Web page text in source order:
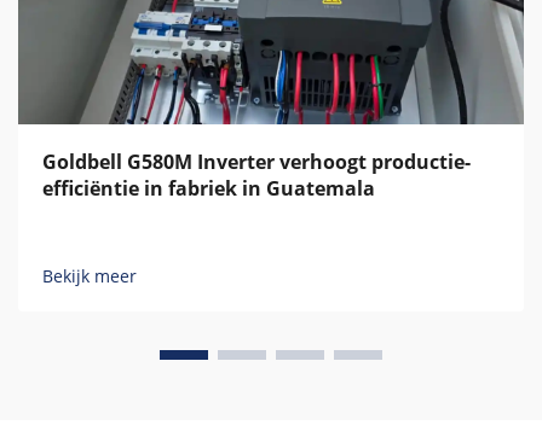
Goldbell G580M Inverter verhoogt productie-
efficiëntie in fabriek in Guatemala
Bekijk meer